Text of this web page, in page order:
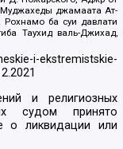
Муджахеды джамаата Ат-
ба суи давлати
Таухид валь-Джихад,
i-ekstremistskie-
и религиозных
судом принято
о ликвидации или